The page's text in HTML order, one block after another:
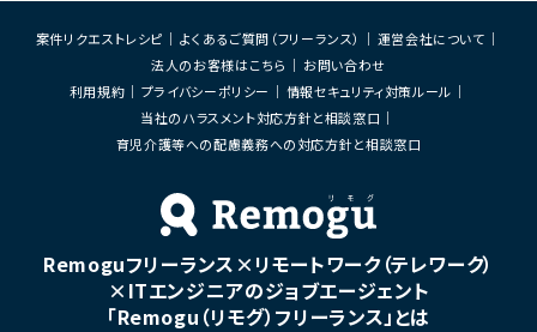
・詳細設計書、テスト仕様書等のドキュメント
作成
・成果物レビューおよび品質管理
・開発メンバーへの技術支援、進捗管理
・少人数体制でのプロジェクト推進
プロジェクト拡大に伴う増員募集
・要件整理および要件定義支
・バックエンドシステムの設計
・コードレビューの実施
・リリース対応および品質向
・技術課題に対する検討、提
・ステークホルダーとの調整
ケーション
・サービスの継続的な機能拡
募集
■担当工程
・要件定義
・基本設計
・詳細設計
案件リクエストレシピ よくあるご質問（フリーランス）
運営会社について
法人のお客様はこちら
お問い合わせ
利用規約
プライバシーポリシー
情報セキュリティ対策ルール
当社のハラスメント対応方針と相談窓口
育児介護等への配慮義務への対応方針と相談窓口
Remoguフリーランス×リモートワーク（テレワーク）
×ITエンジニアのジョブエージェント
「Remogu（リモグ）フリーランス」とは